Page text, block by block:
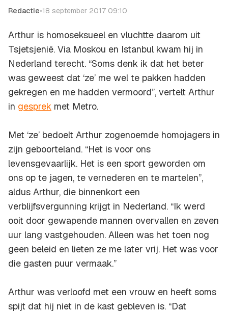
Redactie•18 september 2017 09:10
Arthur is homoseksueel en vluchtte daarom uit
Tsjetsjenië. Via Moskou en Istanbul kwam hij in
Nederland terecht. “Soms denk ik dat het beter
was geweest dat ‘ze’ me wel te pakken hadden
gekregen en me hadden vermoord”, vertelt Arthur
in gesprek met Metro.
Met ‘ze’ bedoelt Arthur zogenoemde homojagers in
zijn geboorteland. “Het is voor ons
levensgevaarlijk. Het is een sport geworden om
ons op te jagen, te vernederen en te martelen”,
aldus Arthur, die binnenkort een
verblijfsvergunning krijgt in Nederland. “Ik werd
ooit door gewapende mannen overvallen en zeven
uur lang vastgehouden. Alleen was het toen nog
geen beleid en lieten ze me later vrij. Het was voor
die gasten puur vermaak.”
Arthur was verloofd met een vrouw en heeft soms
spijt dat hij niet in de kast gebleven is. “Dat